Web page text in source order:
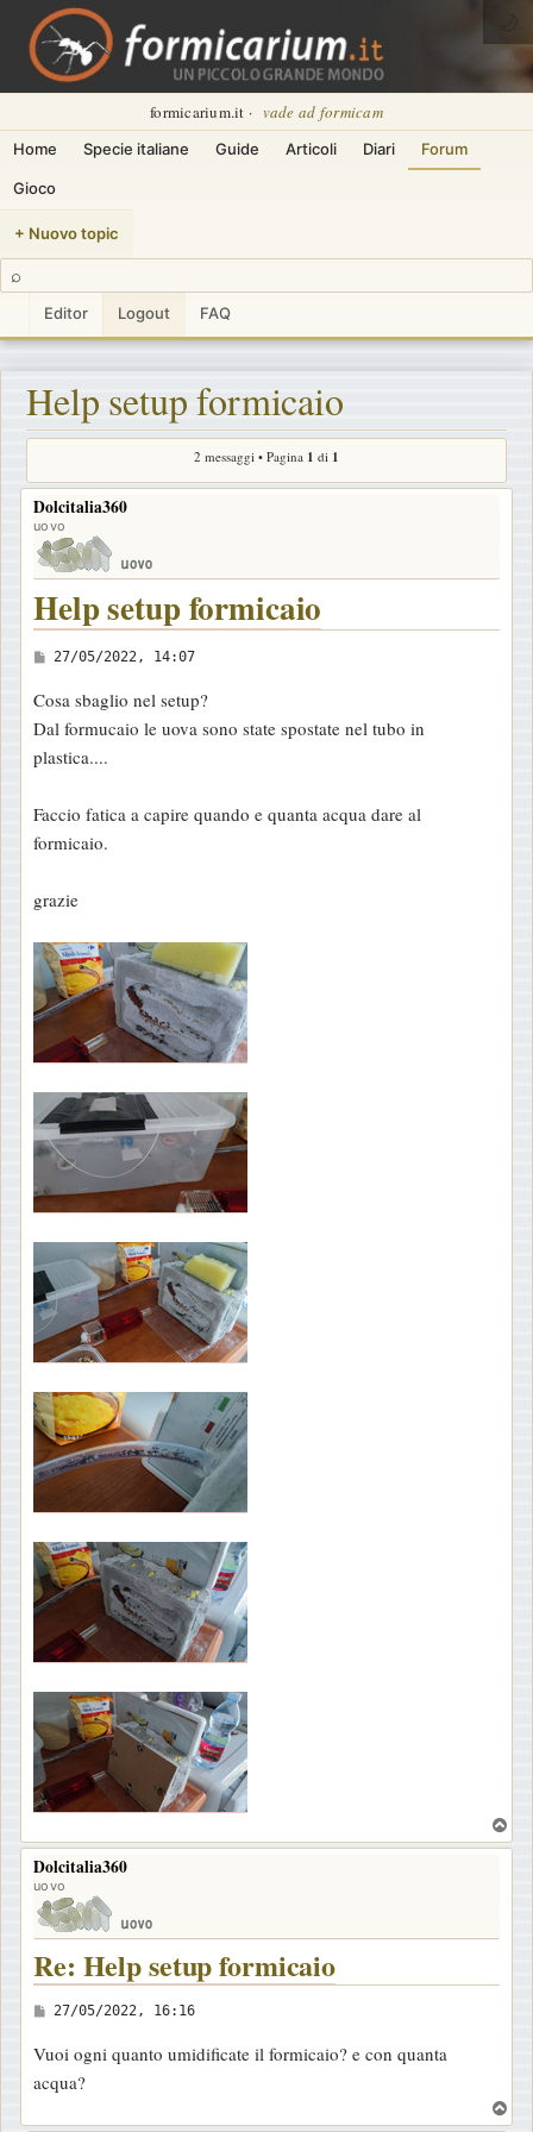
formicarium.it · vade ad formicam
Home Specie italiane Guide Articoli Diari Forum
Gioco
+ Nuovo topic
⌕
Editor Logout FAQ
🌙
Help setup formicaio
2 messaggi • Pagina 1 di 1
Dolcitalia360
uovo
Help setup formicaio
M
s
s
a
g
i
27/05/2022, 14:07
Cosa sbaglio nel setup?
Dal formucaio le uova sono state spostate nel tubo in
plastica....
Faccio fatica a capire quando e quanta acqua dare al
formicaio.
grazie
o
Dolcitalia360
uovo
Re: Help setup formicaio
M
s
s
a
27/05/2022, 16:16
Vuoi ogni quanto umidificate il formicaio? e con quanta
acqua?